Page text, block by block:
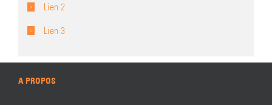
Lien 2
Lien 3
A PROPOS